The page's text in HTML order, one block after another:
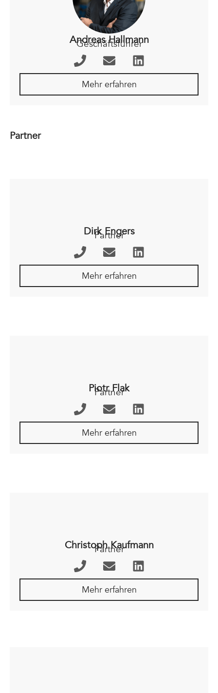
Andreas Hallmann
Geschäftsführer
Mehr erfahren
Partner
Dirk Engers
Partner
Mehr erfahren
Piotr Flak
Partner
Mehr erfahren
Christoph Kaufmann
Partner
Mehr erfahren